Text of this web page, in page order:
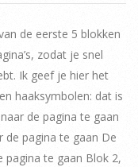
de eerste 5 blokken
zodat je snel
Ik geef je hier het
haaksymbolen: dat is
de pagina te gaan
de pagina te gaan De
pagina te gaan Blok 2,